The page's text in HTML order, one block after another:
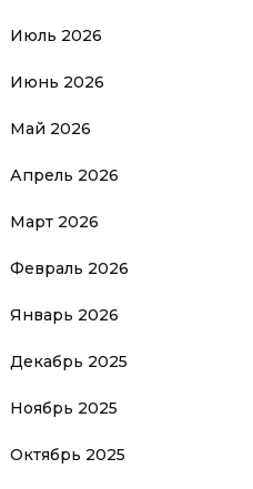
Июль 2026
Июнь 2026
Май 2026
Апрель 2026
Март 2026
Февраль 2026
Январь 2026
Декабрь 2025
Ноябрь 2025
Октябрь 2025